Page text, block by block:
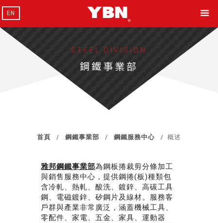
EN
STEEL DIVISION
鋼鐵事業部
首頁 鋼鐵事業部 鋼鐵服務中心 概述
雅邦鋼鐵事業部為鋼板捲裁剪分條加工
與銷售服務中心，提供鋼捲(板)種類包
含冷軋、熱軋、酸洗、鍍鋅、高碳工具
鋼、電磁鍍鋅、矽鋼片及線材。服務客
戶群與產業非常廣泛，涵蓋機械工具、
零配件、家電、五金、家具、運動器